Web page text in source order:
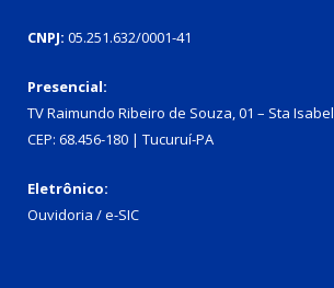
CNPJ: 05.251.632/0001-41
Presencial:
TV Raimundo Ribeiro de Souza, 01 – Sta Isabel
CEP: 68.456-180 | Tucuruí-PA
Eletrônico:
Ouvidoria /e-SIC